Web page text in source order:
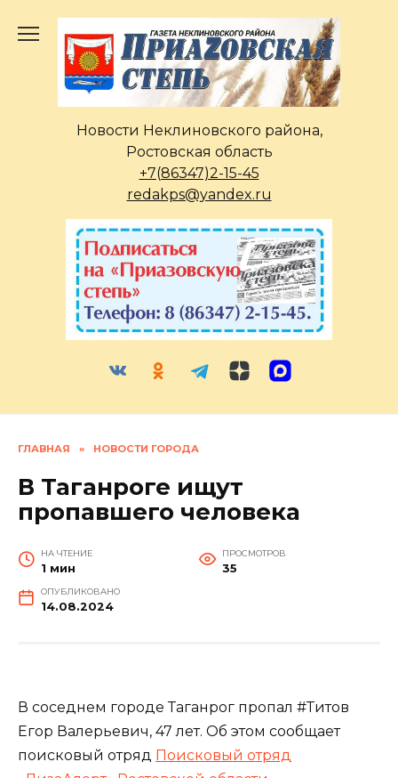
содержанию
Новости Неклиновского района,
Ростовская область
+7(86347)2-15-45
redakps@yandex.ru
ГЛАВНАЯ » НОВОСТИ ГОРОДА
В Таганроге ищут
пропавшего человека
НА ЧТЕНИЕ
1 мин
ПРОСМОТРОВ
35
ОПУБЛИКОВАНО
14.08.2024
В соседнем городе Таганрог пропал #Титов
Егор Валерьевич, 47 лет. Об этом сообщает
поисковый отряд Поисковый отряд